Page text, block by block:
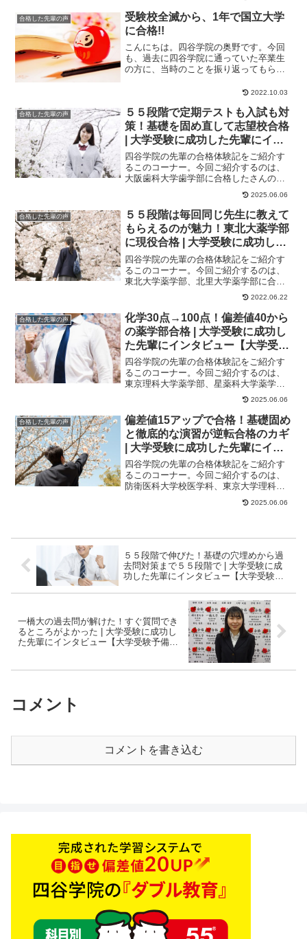
合格した先輩の声
受験校全滅から、1年で国立大学
に合格!!
こんにちは。四谷学院の奥野です。今回
も、過去に四谷学院に通っていた卒業生
の方に、当時のことを振り返ってもらい
2022.10.03
合格した先輩の声
５５段階で定期テストも入試も対
策！基礎を固め直して志望校合格
| 大学受験に成功した先輩にイン
タビュー【大学受験予備校四谷学
院】
四谷学院の先輩の合格体験記をご紹介す
るこのコーナー。今回ご紹介するのは、
大阪歯科大学歯学部に合格したさんのス
トーリーです。入学のきっかけは2つ上の
2025.06.06
合格した先輩の声
５５段階は毎回同じ先生に教えて
もらえるのが魅力！東北大薬学部
に現役合格 | 大学受験に成功した
先輩にインタビュー【大学受験予
備校四谷学院】
四谷学院の先輩の合格体験記をご紹介す
るこのコーナー。今回ご紹介するのは、
東北大学薬学部、北里大学薬学部に合格
したさんのストーリーです。なかなか自
2022.06.22
合格した先輩の声
化学30点→100点！偏差値40から
の薬学部合格 | 大学受験に成功し
た先輩にインタビュー【大学受験
予備校四谷学院】
四谷学院の先輩の合格体験記をご紹介す
るこのコーナー。今回ご紹介するのは、
東京理科大学薬学部、星薬科大学薬学部
に合格したくんのストーリーです。すべ
2025.06.06
合格した先輩の声
偏差値15アップで合格！基礎固め
と徹底的な演習が逆転合格のカギ
| 大学受験に成功した先輩にイン
タビュー【大学受験予備校四谷学
院】
四谷学院の先輩の合格体験記をご紹介す
るこのコーナー。今回ご紹介するのは、
防衛医科大学校医学科、東京大学理科二
類に合格したくんのストーリーです。生
2025.06.06
５５段階で伸びた！基礎の穴埋めから過
去問対策まで５５段階で | 大学受験に成
功した先輩にインタビュー【大学受験予
一橋大の過去問が解けた！すぐ質問でき
るところがよかった | 大学受験に成功し
た先輩にインタビュー【大学受験予備校
コメント
コメントを書き込む